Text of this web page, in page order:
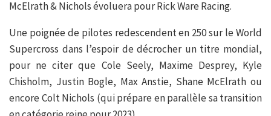
McElrath & Nichols évoluera pour Rick Ware Racing.
Une poignée de pilotes redescendent en 250 sur le World
Supercross dans l’espoir de décrocher un titre mondial,
pour ne citer que Cole Seely, Maxime Desprey, Kyle
Chisholm, Justin Bogle, Max Anstie, Shane McElrath ou
encore Colt Nichols (qui prépare en parallèle sa transition